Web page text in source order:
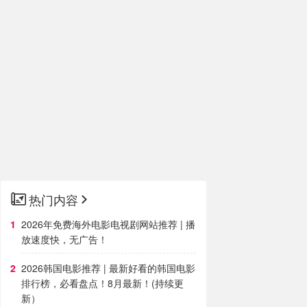
热门内容
2026年免费海外电影电视剧网站推荐 | 播
放速度快，无广告！
2026韩国电影推荐 | 最新好看的韩国电影
排行榜，必看盘点！8月最新！(持续更
新）